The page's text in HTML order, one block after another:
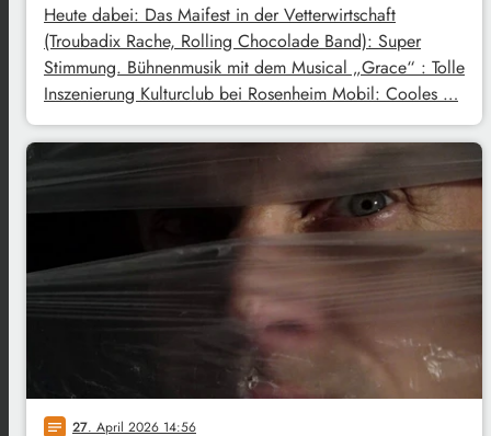
Heute dabei: Das Maifest in der Vetterwirtschaft
(Troubadix Rache, Rolling Chocolade Band): Super
Stimmung. Bühnenmusik mit dem Musical „Grace“ : Tolle
Inszenierung Kulturclub bei Rosenheim Mobil: Cooles …
notes 27. April 2026 14:56